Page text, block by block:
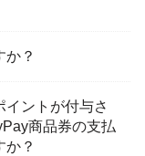
か？
ントが付与さ
商品券の支払
か？